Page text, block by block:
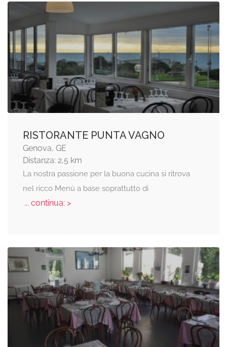
RISTORANTE PUNTA VAGNO
Genova, GE
Distanza: 2,5 km
La nostra passione per la buona cucina si ritrova
nel ricco Menù a base soprattutto di
... continua: >